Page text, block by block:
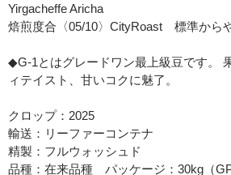
Yirgacheffe Aricha
焙煎度合〈05/10〉CityRoast 標準から
◆G-1とはグレードワン最上級豆です。
ィテイスト、甘いコクに魅了。
クロップ：2025
輸送：リーファーコンテナ
精製：フルウォッシュド
品種：在来品種 パッケージ：30kg（GP